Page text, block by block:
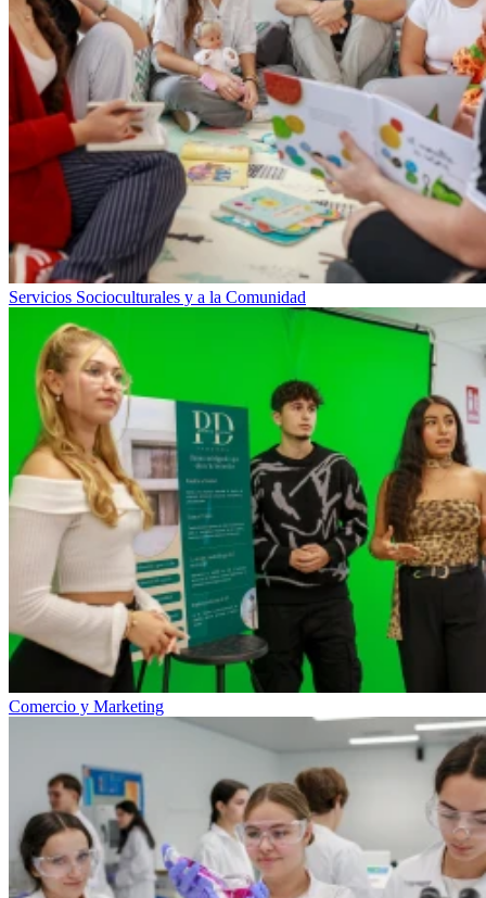
Servicios Socioculturales y a la Comunidad
Comercio y Marketing